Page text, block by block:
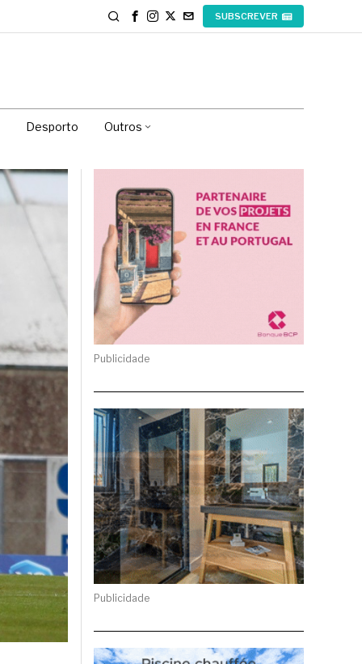
SUBSCREVER
Desporto Outros
Publicidade
Publicidade